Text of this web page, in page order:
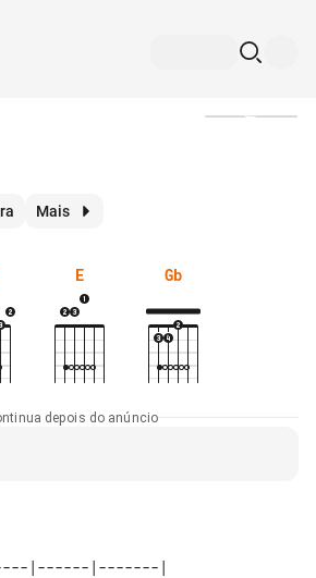
Mais
E Gb
depois do anúncio
|------|-------|